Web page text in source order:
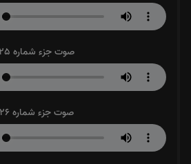
صوت جزء شماره 25
صوت جزء شماره 26